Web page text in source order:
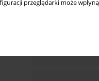
przeglądarki może
Delegitimizing
media
Bibliometric
and Needs of